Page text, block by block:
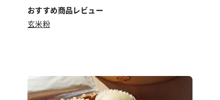
おすすめ商品レビュー
玄米粉